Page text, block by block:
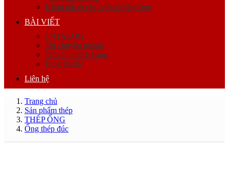
Khớp nối & phụ kiện đường ống
BÀI VIẾT
CATALOG
Tin chuyên ngành
Tư vấn khách hàng
Blog tin tức
Liên hệ
Trang chủ
Sản phẩm thép
THÉP ỐNG
Ống thép đúc